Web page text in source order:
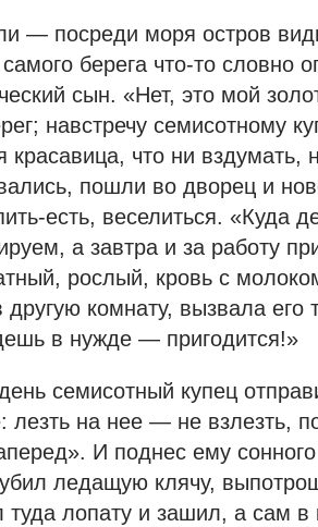
— посреди моря остров
берега что-то словно
сын. «Нет, это мой
навстречу семисотному
что ни вздумать,
пошли во дворец и
есть, веселиться.
а завтра и за работу
рослый, кровь с
комнату, вызвала его
в нужде — пригодится!»
семисотный купец
лезть на нее — не взлезть,
И поднес ему
ледащую клячу,
туда лопату и зашил, а сам в